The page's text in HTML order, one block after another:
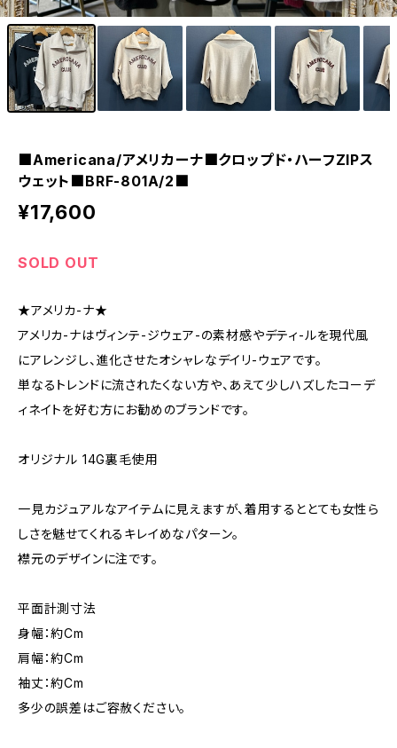
■Americana/アメリカーナ■クロップド・ハーフZIPス
ウェット■BRF-801A/2■
¥17,600
SOLD OUT
★アメリカ-ナ★
アメリカ-ナはヴィンテ-ジウェア-の素材感やデティ-ルを現代風
にアレンジし、進化させたオシャレなデイリ-ウェアです。
単なるトレンドに流されたくない方や、あえて少しハズしたコーデ
ィネイトを好む方にお勧めのブランドです。
オリジナル 14G裏毛使用
一見カジュアルなアイテムに見えますが、着用するととても女性ら
しさを魅せてくれるキレイめなパターン。
襟元のデザインに注です。
平面計測寸法
身幅：約Cm
肩幅：約Cm
袖丈：約Cm
多少の誤差はご容赦ください。